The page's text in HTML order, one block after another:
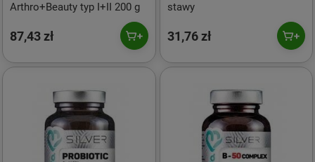
Arthro+Beauty typ I+II 200 g
87,43 zł
stawy
31,76 zł